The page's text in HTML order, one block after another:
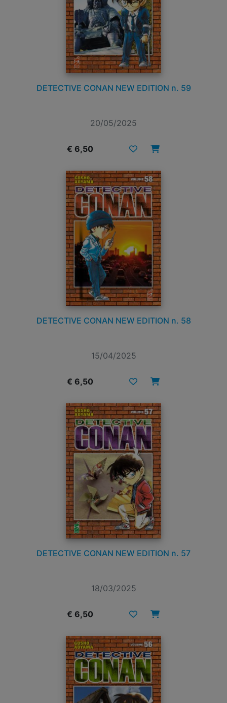
DETECTIVE CONAN NEW EDITION n. 59
20/05/2025
€ 6,50
DETECTIVE CONAN NEW EDITION n. 58
15/04/2025
€ 6,50
DETECTIVE CONAN NEW EDITION n. 57
18/03/2025
€ 6,50